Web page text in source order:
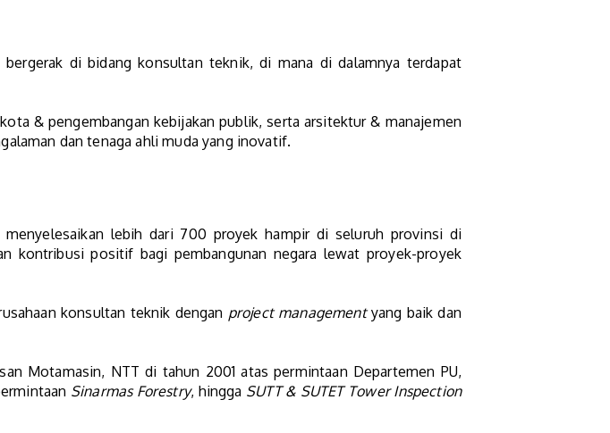
di bidang konsultan teknik, di mana di dalamnya terdapat
& pengembangan kebijakan publik, serta arsitektur & manajemen
dan tenaga ahli muda yang inovatif.
lebih dari 700 proyek hampir di seluruh provinsi di
kontribusi positif bagi pembangunan negara lewat proyek-proyek
konsultan teknik dengan project managementyang baik dan
Motamasin, NTT di tahun 2001 atas permintaan Departemen PU,
Sinarmas Forestry, hingga SUTT & SUTET Tower Inspection